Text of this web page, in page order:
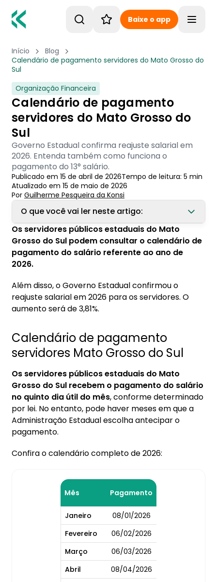
Baixe o app
Início
Blog
Calendário de pagamento servidores do Mato Grosso do
Sul
Organização Financeira
Calendário de pagamento
servidores do Mato Grosso do
Sul
Governo Estadual confirma reajuste salarial em
2026. Entenda também como funciona o
pagamento do 13° salário.
Publicado em 15 de abril de 2026Tempo de leitura: 5 min
Atualizado em 15 de maio de 2026
Por Guilherme Pesqueira da Konsi
O que você vai ler neste artigo:
1. Calendário de pagamento servidores Mato
Grosso do Sul
1.1. 13° salário servidores MS
2. Carreiras no serviço público MS
3.1. Como calcular a margem consignável
Sul em 2026
Os servidores públicos estaduais do Mato
Grosso do Sul podem consultar o calendário de
pagamento do salário referente ao ano de
2026.
Além disso, o Governo Estadual confirmou o
reajuste salarial em 2026 para os servidores. O
aumento será de 3,81%.
Calendário de pagamento
servidores Mato Grosso do Sul
Os servidores públicos estaduais do Mato
Grosso do Sul recebem o pagamento do salário
no quinto dia útil do mês, conforme determinado
por lei. No entanto, pode haver meses em que a
Administração Estadual escolha antecipar o
pagamento.
Confira o calendário completo de 2026:
Mês Pagamento
Janeiro
08/01/2026
Fevereiro
06/02/2026
Março
06/03/2026
Abril
08/04/2026